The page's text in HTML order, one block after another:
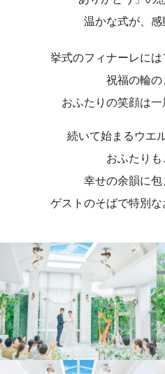
温かな式が、
挙式のフィナーレに
祝福の輪の
おふたりの笑顔は
続いて始まるウエ
おふたりも
幸せの余韻に包
ゲストのそばで特別